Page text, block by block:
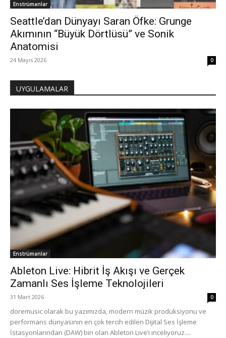
Enstrümanlar
Seattle’dan Dünyayı Saran Öfke: Grunge
Akımının “Büyük Dörtlüsü” ve Sonik
Anatomisi
24 Mayıs 2026 0
UYGULAMALAR
Enstrümanlar
Ableton Live: Hibrit İş Akışı ve Gerçek
Zamanlı Ses İşleme Teknolojileri
31 Mart 2026 0
doremusic olarak bu yazımızda, modern müzik prodüksiyonu ve
performans dünyasının en çok tercih edilen Dijital Ses İşleme
İstasyonlarından (DAW) biri olan Ableton Live’ı inceliyoruz....